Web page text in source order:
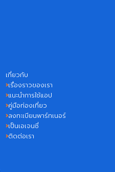
เกี่ยวกับ
เรื่องราวของเรา
แนะนำการใช้แอป
คู่มือท่องเที่ยว
ลงทะเบียนพาร์ทเนอร์
เป็นเอเจนซี่
ติดต่อเรา